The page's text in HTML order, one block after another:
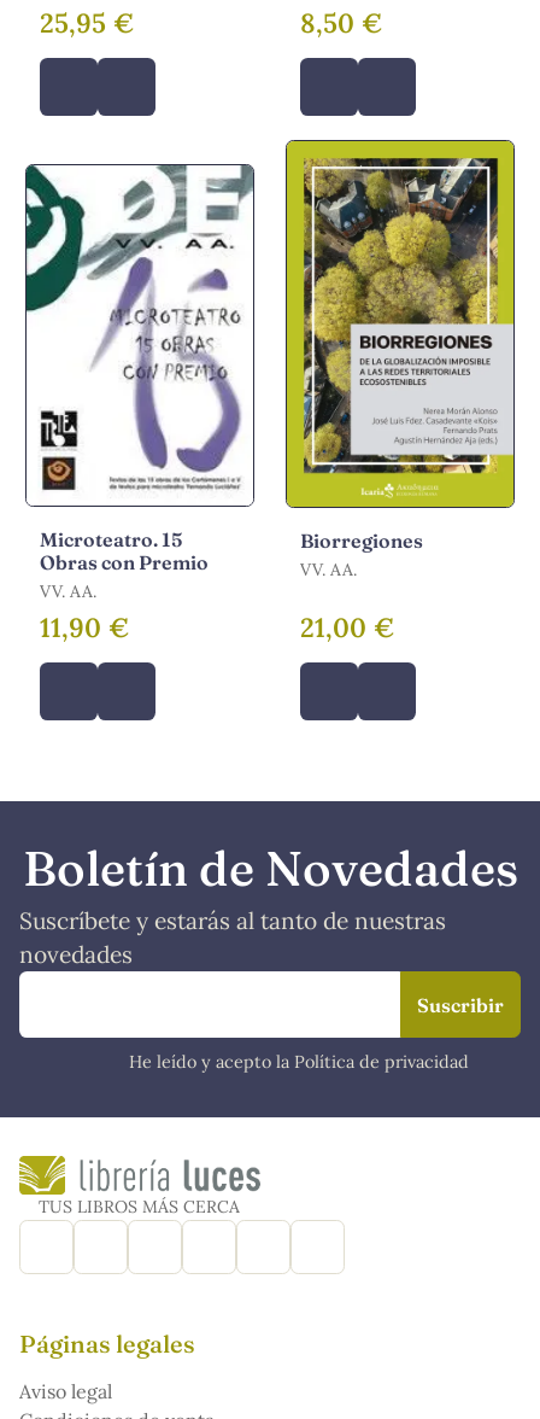
25,95 € 8,50 €
Microteatro. 15
Obras con Premio
VV. AA.
11,90 €
Biorregiones
VV. AA.
21,00 €
Boletín de Novedades
Suscríbete y estarás al tanto de nuestras
novedades
He leído y acepto la Política de privacidad
TUS LIBROS MÁS CERCA
Páginas legales
Aviso legal